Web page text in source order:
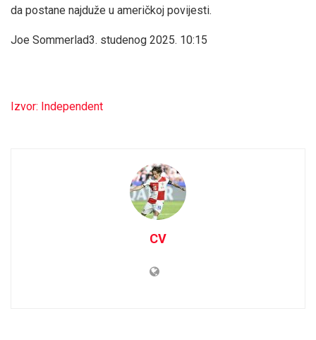
da postane najduže u američkoj povijesti.
Joe Sommerlad3. studenog 2025. 10:15
Izvor: Independent
CV